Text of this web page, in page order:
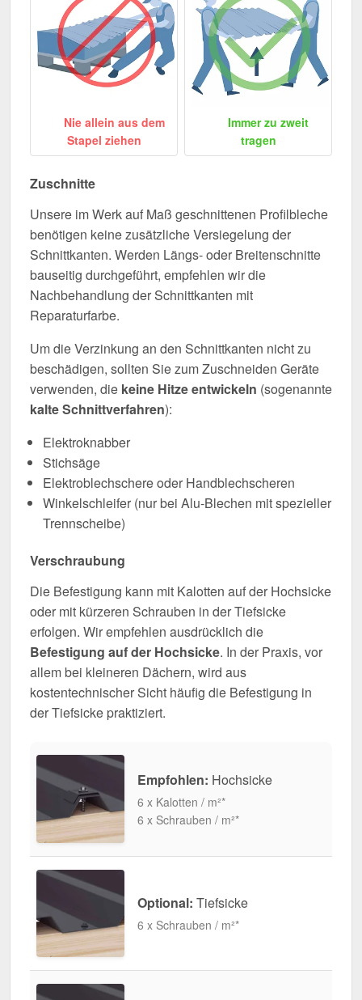
Nie allein aus dem
Stapel ziehen
Immer zu zweit
tragen
Zuschnitte
Unsere im Werk auf Maß geschnittenen Profilbleche
benötigen keine zusätzliche Versiegelung der
Schnittkanten. Werden Längs- oder Breitenschnitte
bauseitig durchgeführt, empfehlen wir die
Nachbehandlung der Schnittkanten mit
Reparaturfarbe.
Um die Verzinkung an den Schnittkanten nicht zu
beschädigen, sollten Sie zum Zuschneiden Geräte
verwenden, die keine Hitze entwickeln (sogenannte
kalte Schnittverfahren):
Elektroknabber
Stichsäge
Elektroblechschere oder Handblechscheren
Winkelschleifer (nur bei Alu-Blechen mit spezieller
Trennscheibe)
Verschraubung
Die Befestigung kann mit Kalotten auf der Hochsicke
oder mit kürzeren Schrauben in der Tiefsicke
erfolgen. Wir empfehlen ausdrücklich die
Befestigung auf der Hochsicke. In der Praxis, vor
allem bei kleineren Dächern, wird aus
kostentechnischer Sicht häufig die Befestigung in
der Tiefsicke praktiziert.
Empfohlen: Hochsicke
6 x Kalotten / m²*
6 x Schrauben / m²*
Optional: Tiefsicke
6 x Schrauben / m²*